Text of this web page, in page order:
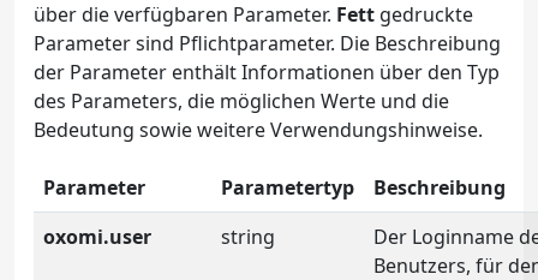
über die verfügbaren Parameter. Fett gedruckte
Parameter sind Pflichtparameter. Die Beschreibung
der Parameter enthält Informationen über den Typ
des Parameters, die möglichen Werte und die
Bedeutung sowie weitere Verwendungshinweise.
Parameter Parametertyp
Beschreibung
oxomi.user
string
Der Loginname
Benutzers, für